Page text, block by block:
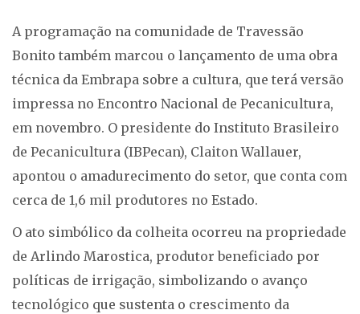
A programação na comunidade de Travessão
Bonito também marcou o lançamento de uma obra
técnica da Embrapa sobre a cultura, que terá versão
impressa no Encontro Nacional de Pecanicultura,
em novembro. O presidente do Instituto Brasileiro
de Pecanicultura (IBPecan), Claiton Wallauer,
apontou o amadurecimento do setor, que conta com
cerca de 1,6 mil produtores no Estado.
O ato simbólico da colheita ocorreu na propriedade
de Arlindo Marostica, produtor beneficiado por
políticas de irrigação, simbolizando o avanço
tecnológico que sustenta o crescimento da